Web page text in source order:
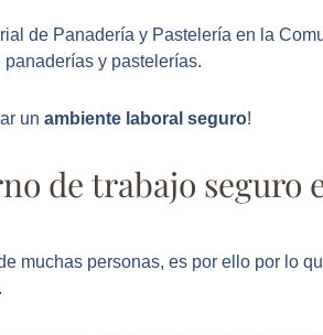
de Panadería y Pastelería en la
y pastelerías.
un ambiente laboral seguro!
de trabajo seguro
muchas personas, es por ello por lo